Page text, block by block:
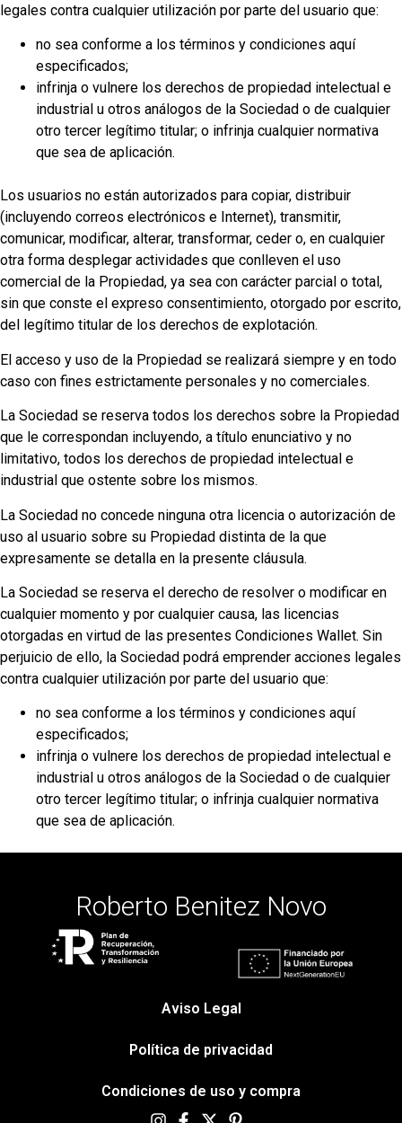
legales contra cualquier utilización por parte del usuario que:
no sea conforme a los términos y condiciones aquí
especificados;
infrinja o vulnere los derechos de propiedad intelectual e
industrial u otros análogos de la Sociedad o de cualquier
otro tercer legítimo titular; o infrinja cualquier normativa
que sea de aplicación.
Los usuarios no están autorizados para copiar, distribuir
(incluyendo correos electrónicos e Internet), transmitir,
comunicar, modificar, alterar, transformar, ceder o, en cualquier
otra forma desplegar actividades que conlleven el uso
comercial de la Propiedad, ya sea con carácter parcial o total,
sin que conste el expreso consentimiento, otorgado por escrito,
del legítimo titular de los derechos de explotación.
El acceso y uso de la Propiedad se realizará siempre y en todo
caso con fines estrictamente personales y no comerciales.
La Sociedad se reserva todos los derechos sobre la Propiedad
que le correspondan incluyendo, a título enunciativo y no
limitativo, todos los derechos de propiedad intelectual e
industrial que ostente sobre los mismos.
La Sociedad no concede ninguna otra licencia o autorización de
uso al usuario sobre su Propiedad distinta de la que
expresamente se detalla en la presente cláusula.
La Sociedad se reserva el derecho de resolver o modificar en
cualquier momento y por cualquier causa, las licencias
otorgadas en virtud de las presentes Condiciones Wallet. Sin
perjuicio de ello, la Sociedad podrá emprender acciones legales
contra cualquier utilización por parte del usuario que:
no sea conforme a los términos y condiciones aquí
especificados;
infrinja o vulnere los derechos de propiedad intelectual e
industrial u otros análogos de la Sociedad o de cualquier
otro tercer legítimo titular; o infrinja cualquier normativa
que sea de aplicación.
Roberto Benitez Novo
Aviso Legal
Política de privacidad
Condiciones de uso y compra